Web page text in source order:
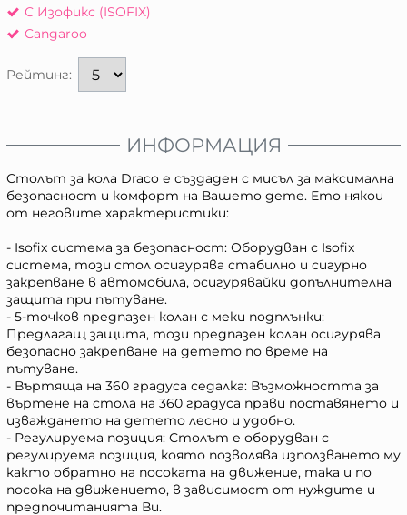
С Изофикс (ISOFIX)
Cangaroo
Рейтинг:
ИНФОРМАЦИЯ
Столът за кола Draco е създаден с мисъл за максимална
безопасност и комфорт на Вашето дете. Ето някои
от неговите характеристики:
- Isofix система за безопасност: Оборудван с Isofix
система, този стол осигурява стабилно и сигурно
закрепване в автомобила, осигурявайки допълнителна
защита при пътуване.
- 5-точков предпазен колан с меки подплънки:
Предлагащ защита, този предпазен колан осигурява
безопасно закрепване на детето по време на
пътуване.
- Въртяща на 360 градуса седалка: Възможността за
въртене на стола на 360 градуса прави поставянето и
изваждането на детето лесно и удобно.
- Регулируема позиция: Столът е оборудван с
регулируема позиция, която позволява използването му
както обратно на посоката на движение, така и по
посока на движението, в зависимост от нуждите и
предпочитанията Ви.